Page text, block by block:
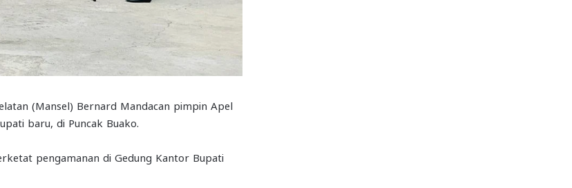
(Mansel) Bernard Mandacan pimpin Apel
baru, di Puncak Buako.
pengamanan di Gedung Kantor Bupati